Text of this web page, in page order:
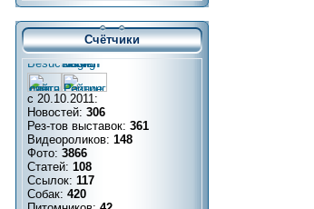
Счётчики
с 20.10.2011:
Новостей: 306
Рез-тов выставок: 361
Видеороликов: 148
Фото: 3866
Статей: 108
Ссылок: 117
Собак: 420